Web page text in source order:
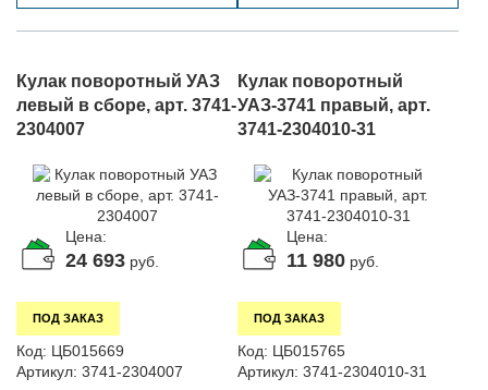
Кулак поворотный УАЗ
левый в сборе, арт. 3741-
2304007
Цена:
24 693 руб.
ПОД ЗАКАЗ
Код: ЦБ015669
Артикул: 3741-2304007
Кулак поворотный
УАЗ-3741 правый, арт.
3741-2304010-31
Цена:
11 980 руб.
ПОД ЗАКАЗ
Код: ЦБ015765
Артикул: 3741-2304010-31